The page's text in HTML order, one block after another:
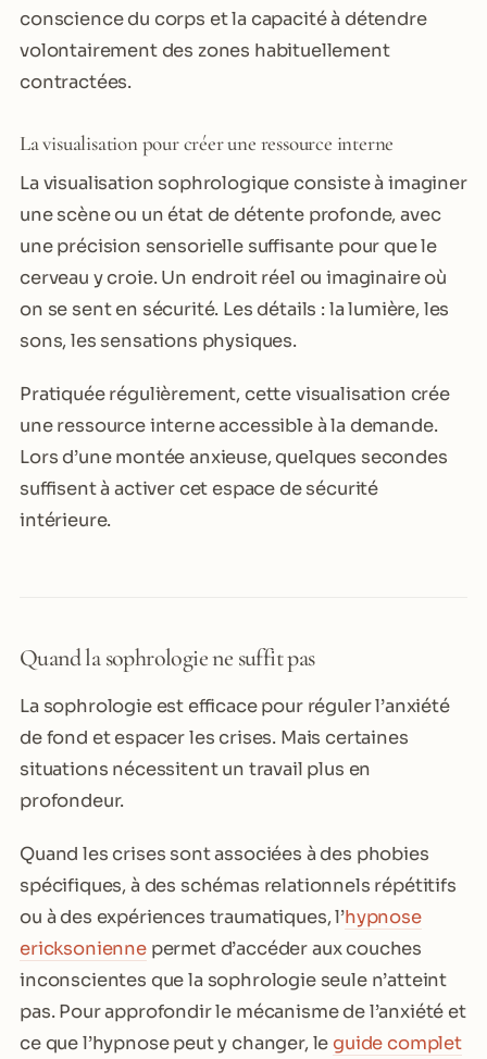
conscience du corps et la capacité à détendre
volontairement des zones habituellement
contractées.
La visualisation pour créer une ressource interne
La visualisation sophrologique consiste à imaginer
une scène ou un état de détente profonde, avec
une précision sensorielle suffisante pour que le
cerveau y croie. Un endroit réel ou imaginaire où
on se sent en sécurité. Les détails : la lumière, les
sons, les sensations physiques.
Pratiquée régulièrement, cette visualisation crée
une ressource interne accessible à la demande.
Lors d’une montée anxieuse, quelques secondes
suffisent à activer cet espace de sécurité
intérieure.
Quand la sophrologie ne suffit pas
La sophrologie est efficace pour réguler l’anxiété
de fond et espacer les crises. Mais certaines
situations nécessitent un travail plus en
profondeur.
Quand les crises sont associées à des phobies
spécifiques, à des schémas relationnels répétitifs
ou à des expériences traumatiques, l’hypnose
ericksoniennepermet d’accéder aux couches
inconscientes que la sophrologie seule n’atteint
pas. Pour approfondir le mécanisme de l’anxiété et
ce que l’hypnose peut y changer, leguide complet